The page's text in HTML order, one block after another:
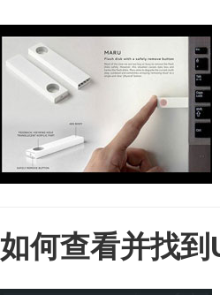
如何查看并找